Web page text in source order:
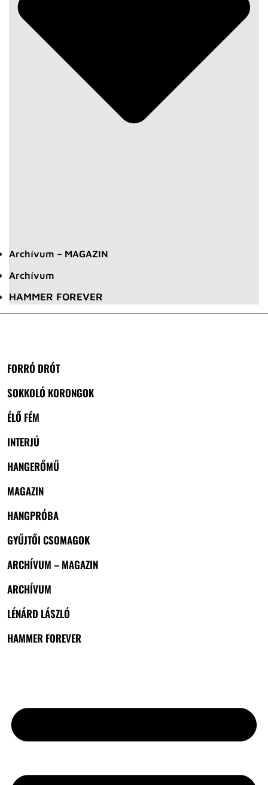
Archívum – MAGAZIN
Archívum
HAMMER FOREVER
FORRÓ DRÓT
SOKKOLÓ KORONGOK
ÉLŐ FÉM
INTERJÚ
HANGERŐMŰ
MAGAZIN
HANGPRÓBA
GYŰJTŐI CSOMAGOK
ARCHÍVUM – MAGAZIN
ARCHÍVUM
LÉNÁRD LÁSZLÓ
HAMMER FOREVER